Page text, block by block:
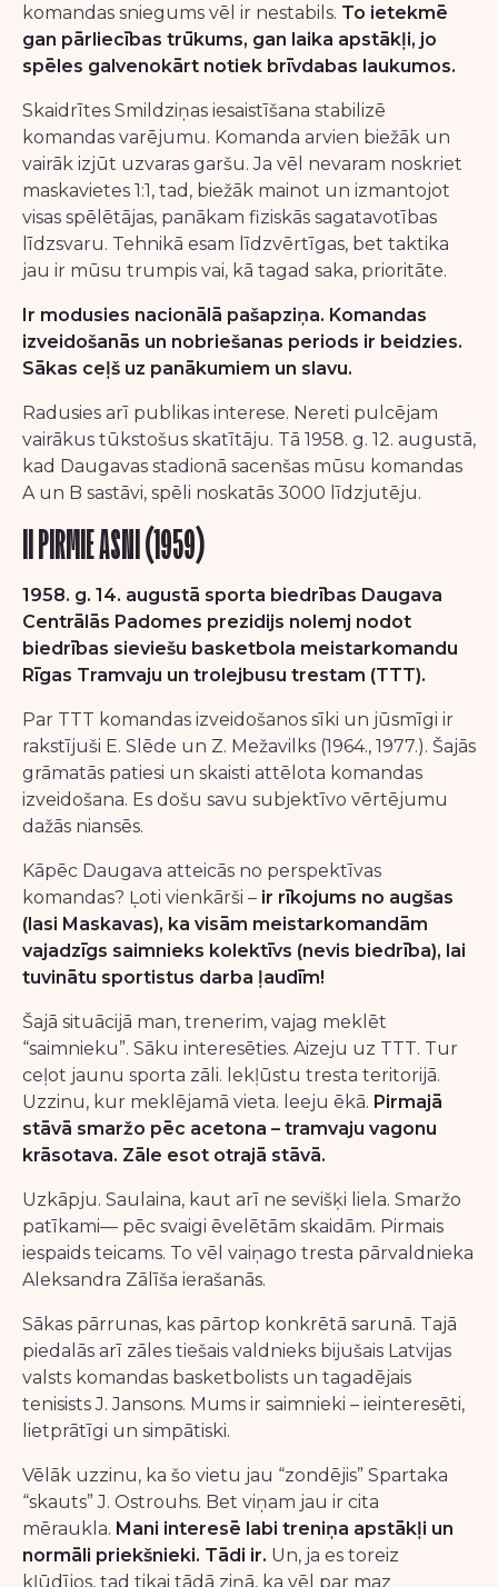
komandas sniegums vēl ir nestabils. To ietekmē
gan pārliecības trūkums, gan laika apstākļi, jo
spēles galvenokārt notiek brīvdabas laukumos.
Skaidrītes Smildziņas iesaistīšana stabilizē
komandas varējumu. Komanda arvien biežāk un
vairāk izjūt uzvaras garšu. Ja vēl nevaram noskriet
maskavietes 1:1, tad, biežāk mainot un izmantojot
visas spēlētājas, panākam fiziskās sagatavotības
līdzsvaru. Tehnikā esam līdzvērtīgas, bet taktika
jau ir mūsu trumpis vai, kā tagad saka, prioritāte.
Ir modusies nacionālā pašapziņa. Komandas
izveidošanās un nobriešanas periods ir beidzies.
Sākas ceļš uz panākumiem un slavu.
Radusies arī publikas interese. Nereti pulcējam
vairākus tūkstošus skatītāju. Tā 1958. g. 12. augustā,
kad Daugavas stadionā sacenšas mūsu komandas
A un B sastāvi, spēli noskatās 3000 līdzjutēju.
II PIRMIE ASNI (1959)
1958. g. 14. augustā sporta biedrības Daugava
Centrālās Padomes prezidijs nolemj nodot
biedrības sieviešu basketbola meistarkomandu
Rīgas Tramvaju un trolejbusu trestam (TTT).
Par TTT komandas izveidošanos sīki un jūsmīgi ir
rakstījuši E. Slēde un Z. Mežavilks (1964., 1977.). Šajās
grāmatās patiesi un skaisti attēlota komandas
izveidošana. Es došu savu subjektīvo vērtējumu
dažās niansēs.
Kāpēc Daugava atteicās no perspektīvas
komandas? Ļoti vienkārši – ir rīkojums no augšas
(lasi Maskavas), ka visām meistarkomandām
vajadzīgs saimnieks kolektīvs (nevis biedrība), lai
tuvinātu sportistus darba ļaudīm!
Šajā situācijā man, trenerim, vajag meklēt
“saimnieku”. Sāku interesēties. Aizeju uz TTT. Tur
ceļot jaunu sporta zāli. lekļūstu tresta teritorijā.
Uzzinu, kur meklējamā vieta. leeju ēkā. Pirmajā
stāvā smaržo pēc acetona – tramvaju vagonu
krāsotava. Zāle esot otrajā stāvā.
Uzkāpju. Saulaina, kaut arī ne sevišķi liela. Smaržo
patīkami— pēc svaigi ēvelētām skaidām. Pirmais
iespaids teicams. To vēl vaiņago tresta pārvaldnieka
Aleksandra Zālīša ierašanās.
Sākas pārrunas, kas pārtop konkrētā sarunā. Tajā
piedalās arī zāles tiešais valdnieks bijušais Latvijas
valsts komandas basketbolists un tagadējais
tenisists J. Jansons. Mums ir saimnieki – ieinteresēti,
lietprātīgi un simpātiski.
Vēlāk uzzinu, ka šo vietu jau “zondējis” Spartaka
“skauts” J. Ostrouhs. Bet viņam jau ir cita
mēraukla. Mani interesē labi treniņa apstākļi un
normāli priekšnieki. Tādi ir. Un, ja es toreiz
kļūdījos, tad tikai tādā ziņā, ka vēl par maz